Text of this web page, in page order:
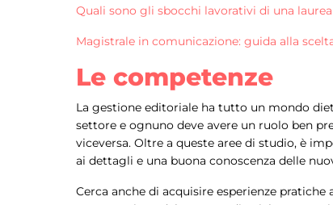
Quali sono gli sbocchi lavorativi di una
Magistrale in comunicazione: guida alla
Le competenze
La gestione editoriale ha tutto un mondo
settore e ognuno deve avere un ruolo ben
viceversa. Oltre a queste aree di studio, è
ai dettagli e una buona conoscenza delle
Cerca anche di acquisire esperienze